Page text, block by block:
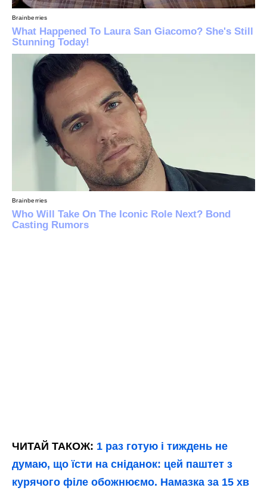
ЧИТАЙ ТАКОЖ: 1 раз готую і тиждень не
думаю, що їсти на сніданок: цей паштет з
курячого філе обожнюємо. Намазка за 15 хв